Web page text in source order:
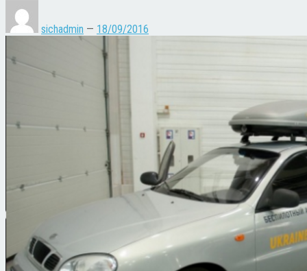
sichadmin — 18/09/2016